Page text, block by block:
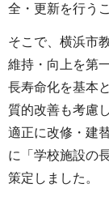
全・更新を行う
そこで、横浜市
維持・向上を第
長寿命化を基本
質的改善も考慮
適正に改修・建
に「学校施設の
策定しました。